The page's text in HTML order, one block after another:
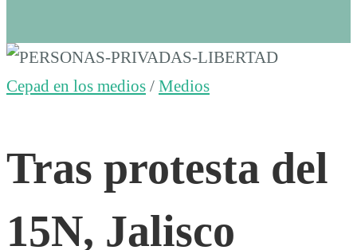
Tras
del
15N,
Cepad en los medios / Medios
Tras protesta del
15N, Jalisco